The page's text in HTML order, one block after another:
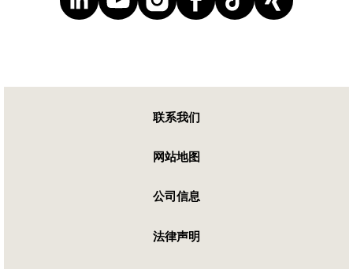
联系我们
网站地图
公司信息
法律声明